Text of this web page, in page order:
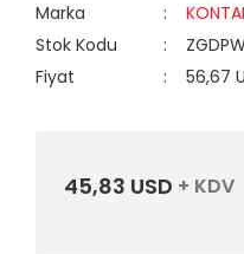
Marka
Stok Kodu
Fiyat
56,67
45,83 USD + KDV